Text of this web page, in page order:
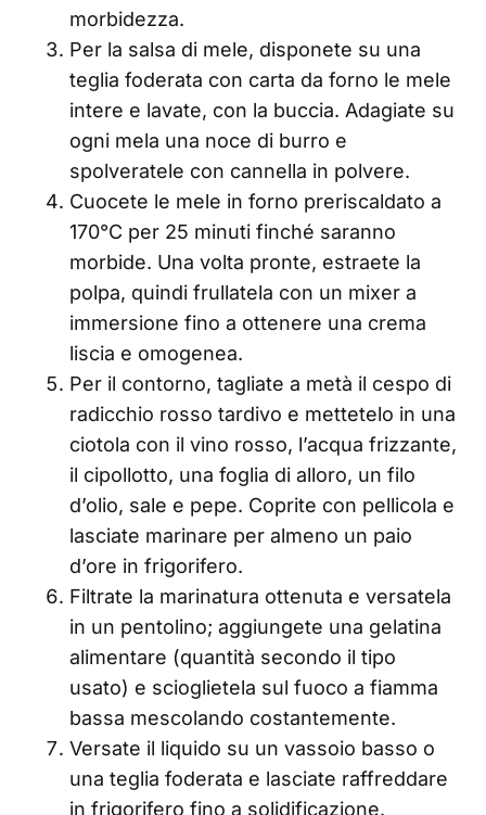
morbidezza.
Per la salsa di mele, disponete su una
teglia foderata con carta da forno le mele
intere e lavate, con la buccia. Adagiate su
ogni mela una noce di burro e
spolveratele con cannella in polvere.
Cuocete le mele in forno preriscaldato a
170°C per 25 minuti finché saranno
morbide. Una volta pronte, estraete la
polpa, quindi frullatela con un mixer a
immersione fino a ottenere una crema
liscia e omogenea.
Per il contorno, tagliate a metà il cespo di
radicchio rosso tardivo e mettetelo in una
ciotola con il vino rosso, l’acqua frizzante,
il cipollotto, una foglia di alloro, un filo
d’olio, sale e pepe. Coprite con pellicola e
lasciate marinare per almeno un paio
d’ore in frigorifero.
Filtrate la marinatura ottenuta e versatela
in un pentolino; aggiungete una gelatina
alimentare (quantità secondo il tipo
usato) e scioglietela sul fuoco a fiamma
bassa mescolando costantemente.
Versate il liquido su un vassoio basso o
una teglia foderata e lasciate raffreddare
in frigorifero fino a solidificazione.